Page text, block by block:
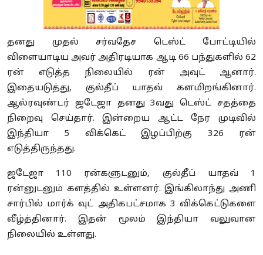
தனது முதல் சர்வதேச டெஸ்ட் போட்டியில்
விளையாடிய அவர் அதிரடியாக ஆடி 66 பந்துகளில் 62
ரன் எடுத்த நிலையில் ரன் அவுட் ஆனார்.
இதையடுத்து, குல்தீப் யாதவ் களமிறங்கினார்.
ஆல்ரவுண்டர் ஜடேஜா தனது 3வது டெஸ்ட் சதத்தை
நிறைவு செய்தார். இன்றைய ஆட்ட நேர முடிவில்
இந்தியா 5 விக்கெட் இழப்பிற்கு 326 ரன்
எடுத்திருந்தது.
ஜடேஜா 110 ரன்களுடனும், குல்தீப் யாதவ் 1
ரன்னுடனும் களத்தில் உள்ளனர். இங்கிலாந்து அணி
சார்பில் மார்க் வுட் அதிகபட்சமாக 3 விக்கெட்டுகளை
வீழ்த்தினார். இதன் மூலம் இந்தியா வலுவான
நிலையில் உள்ளது.